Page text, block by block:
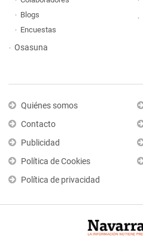
Blogs
Encuestas
Osasuna
Quiénes somos
Contacto
Publicidad
Política de Cookies
Política de privacidad